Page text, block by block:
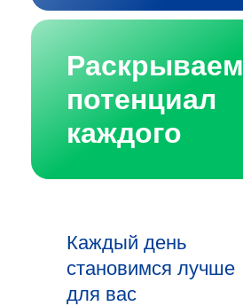
Раскрываем
потенциал
каждого
Каждый день
становимся лучше
для вас